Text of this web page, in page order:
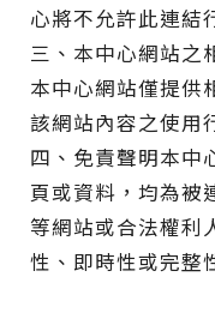
心將不允許此連結
三、本中心網站之
本中心網站僅提供
該網站內容之使用
四、免責聲明本中
頁或資料，均為被
等網站或合法權利
性、即時性或完整